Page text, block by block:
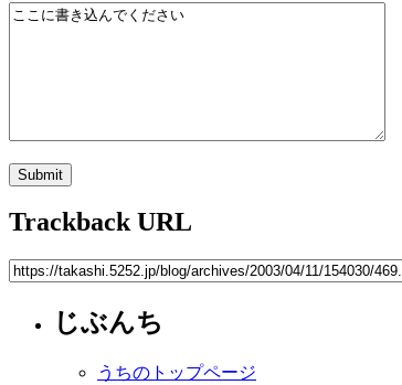
Trackback URL
じぶんち
うちのトップページ